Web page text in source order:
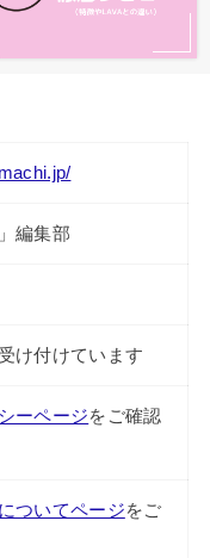
編集部
け付けています
ーページをご確認
ついてページをご